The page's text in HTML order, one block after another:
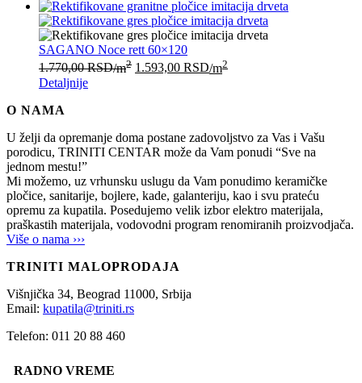
SAGANO Noce rett 60×120
1.770,00RSD/m2 1.593,00 RSD/m2
Detaljnije
O NAMA
U želji da opremanje doma postane zadovoljstvo za Vas i Vašu
porodicu, TRINITI CENTAR može da Vam ponudi “Sve na
jednom mestu!”
Mi možemo, uz vrhunsku uslugu da Vam ponudimo keramičke
pločice, sanitarije, bojlere, kade, galanteriju, kao i svu prateću
opremu za kupatila. Posedujemo velik izbor elektro materijala,
praškastih materijala, vodovodni program renomiranih proizvodjača.
Više o nama ›››
TRINITI MALOPRODAJA
Višnjička 34, Beograd 11000, Srbija
Email: kupatila@triniti.rs
Telefon: 011 20 88 460
RADNO VREME